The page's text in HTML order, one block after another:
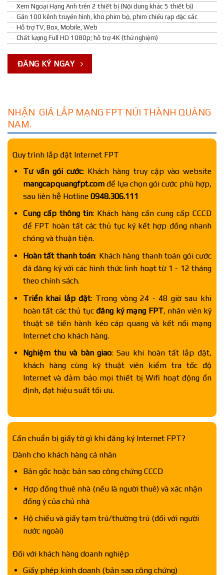
Xem Ngoại Hạng Anh trên 2 thiết bị (Nội dung khác 5 thiết bị)
Gần 100 kênh truyền hình, kho phim bộ, phim chiếu rạp đặc sắc
Hỗ trợ TV, Box, Mobile, Web
Chất lượng Full HD 1080p; hỗ trợ 4K (thử nghiệm)
ĐĂNG KÝ NGAY
NHẬN GIÁ LẮP MẠNG FPT NÚI THÀNH QUẢNG
NAM.
Quy trình lắp đặt Internet FPT
Tư vấn gói cước: Khách hàng truy cập vào website
mangcapquangfpt.comđể lựa chọn gói cước phù hợp,
sau liên hệ Hotline 0948.306.111
Cung cấp thông tin: Khách hàng cần cung cấp CCCD
để FPT hoàn tất các thủ tục ký kết hợp đồng nhanh
chóng và thuận tiện.
Hoàn tất thanh toán: Khách hàng thanh toán gói cước
đã đăng ký với các hình thức linh hoạt từ 1 - 12 tháng
theo chính sách.
Triển khai lắp đặt: Trong vòng 24 - 48 giờ sau khi
hoàn tất các thủ tục đăng ký mạng FPT, nhân viên kỹ
thuật sẽ tiến hành kéo cáp quang và kết nối mạng
Internet cho khách hàng.
Nghiệm thu và bàn giao: Sau khi hoàn tất lắp đặt,
khách hàng cùng kỹ thuật viên kiểm tra tốc độ
Internet và đảm bảo mọi thiết bị Wifi hoạt động ổn
định, đạt hiệu suất tối ưu.
Cần chuẩn bị giấy tờ gì khi đăng ký Internet FPT?
Dành cho khách hàng cá nhân
Bản gốc hoặc bản sao công chứng CCCD
Hợp đồng thuê nhà (nếu là người thuê) và xác nhận
đồng ý của chủ nhà
Hộ chiếu và giấy tạm trú/thường trú (đối với người
nước ngoài)
Đối với khách hàng doanh nghiệp
Giấy phép kinh doanh (bản sao công chứng)